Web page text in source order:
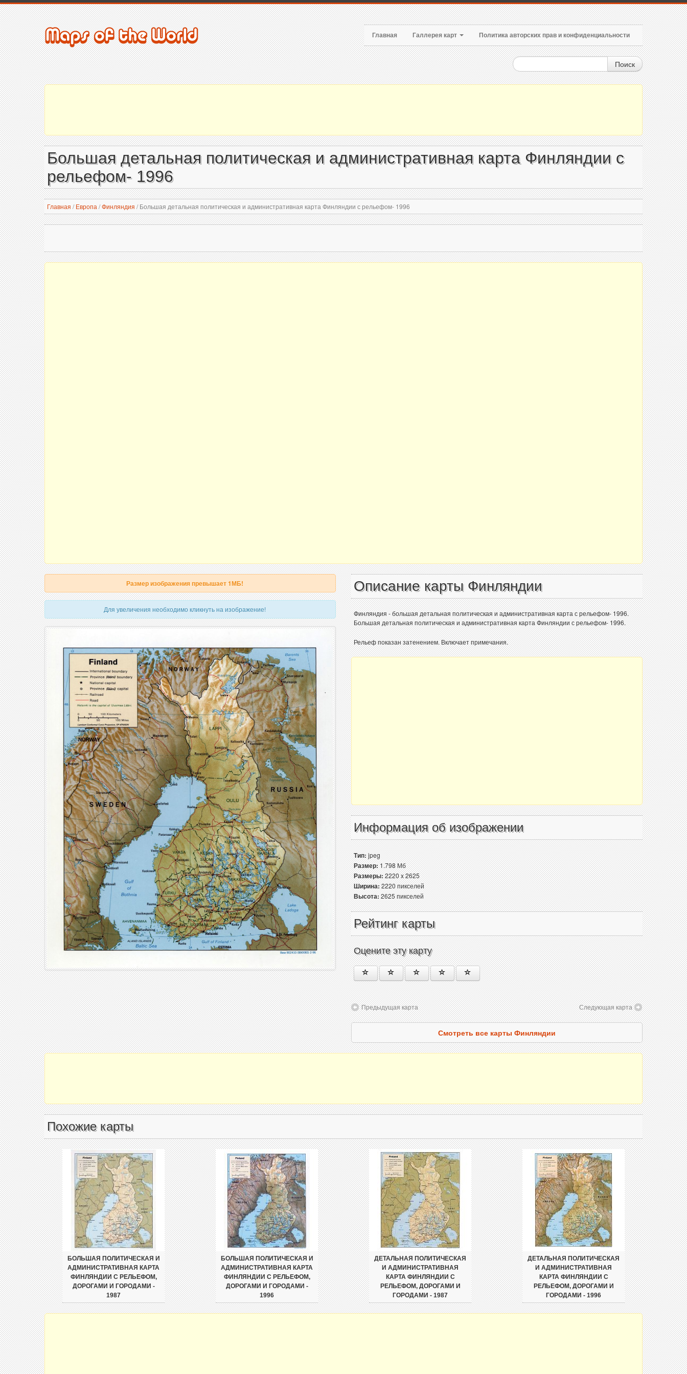
Главная Галлерея карт Политика авторских прав и конфиденциальности
Поиск
Большая детальная политическая и административная карта Финляндии с
рельефом- 1996
Главная / Европа /Финляндия /Большая детальная политическая и административная карта Финляндии с рельефом- 1996
Размер изображения превышает 1МБ!
Для увеличения необходимо кликнуть на изображение!
Описание карты Финляндии
Финляндия - большая детальная политическая и административная карта с рельефом- 1996.
Большая детальная политическая и административная карта Финляндии с рельефом- 1996.
Рельеф показан затенением. Включает примечания.
Информация об изображении
Тип:jpeg
Размер:1.798 Мб
Размеры:2220 x 2625
Ширина:2220 пикселей
Высота:2625 пикселей
Рейтинг карты
Оцените эту карту
Предыдущая карта Следующая карта
Смотреть все карты Финляндии
Похожие карты
БОЛЬШАЯ ПОЛИТИЧЕСКАЯ И
АДМИНИСТРАТИВНАЯ КАРТА
ФИНЛЯНДИИ С РЕЛЬЕФОМ,
ДОРОГАМИ И ГОРОДАМИ -
1987
БОЛЬШАЯ ПОЛИТИЧЕСКАЯ И
АДМИНИСТРАТИВНАЯ КАРТА
ФИНЛЯНДИИ С РЕЛЬЕФОМ,
ДОРОГАМИ И ГОРОДАМИ -
1996
ДЕТАЛЬНАЯ ПОЛИТИЧЕСКАЯ
И АДМИНИСТРАТИВНАЯ
КАРТА ФИНЛЯНДИИ С
РЕЛЬЕФОМ, ДОРОГАМИ И
ГОРОДАМИ - 1987
ДЕТАЛЬНАЯ ПОЛИТИЧЕСКАЯ
И АДМИНИСТРАТИВНАЯ
КАРТА ФИНЛЯНДИИ С
РЕЛЬЕФОМ, ДОРОГАМИ И
ГОРОДАМИ - 1996